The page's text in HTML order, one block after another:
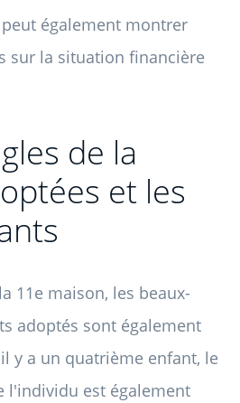
également montrer
sur la situation financière
de la
et les
11e maison, les beaux-
adoptés sont également
y a un quatrième enfant, le
l'individu est également